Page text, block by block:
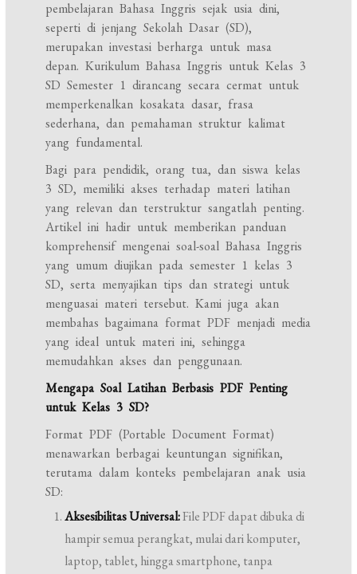
pembelajaran Bahasa Inggris sejak usia dini,
seperti di jenjang Sekolah Dasar (SD),
merupakan investasi berharga untuk masa
depan. Kurikulum Bahasa Inggris untuk Kelas 3
SD Semester 1 dirancang secara cermat untuk
memperkenalkan kosakata dasar, frasa
sederhana, dan pemahaman struktur kalimat
yang fundamental.
Bagi para pendidik, orang tua, dan siswa kelas
3 SD, memiliki akses terhadap materi latihan
yang relevan dan terstruktur sangatlah penting.
Artikel ini hadir untuk memberikan panduan
komprehensif mengenai soal-soal Bahasa Inggris
yang umum diujikan pada semester 1 kelas 3
SD, serta menyajikan tips dan strategi untuk
menguasai materi tersebut. Kami juga akan
membahas bagaimana format PDF menjadi media
yang ideal untuk materi ini, sehingga
memudahkan akses dan penggunaan.
Mengapa Soal Latihan Berbasis PDF Penting
untuk Kelas 3 SD?
Format PDF (Portable Document Format)
menawarkan berbagai keuntungan signifikan,
terutama dalam konteks pembelajaran anak usia
SD:
Aksesibilitas Universal:File PDF dapat dibuka di
hampir semua perangkat, mulai dari komputer,
laptop, tablet, hingga smartphone, tanpa